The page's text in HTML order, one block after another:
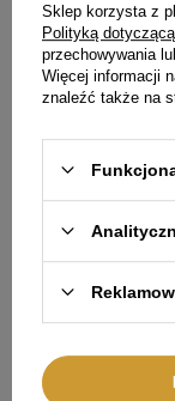
Sklep korzysta z
Polityką
przechowywania
Więcej informacji
znaleźć także na